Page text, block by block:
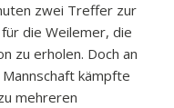
zwei Treffer zur
die Weilemer, die
zu erholen. Doch an
kämpfte
mehreren